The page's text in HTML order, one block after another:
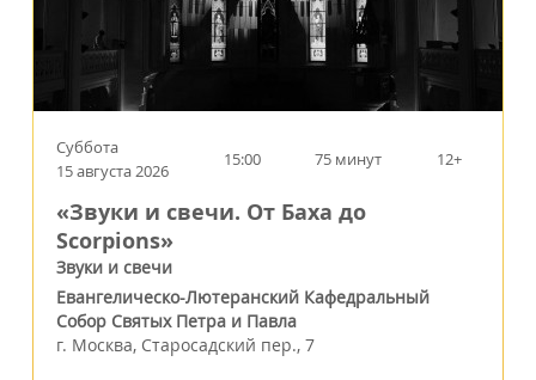
Суббота
15 августа 2026
15:00 75 минут 12+
«Звуки и свечи. От Баха до
Scorpions»
Звуки и свечи
Евангелическо-Лютеранский Кафедральный
Собор Святых Петра и Павла
г. Москва, Старосадский пер., 7